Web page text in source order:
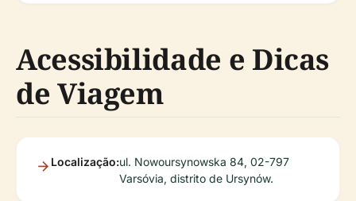
Acessibilidade e Dicas
de Viagem
Localização:ul. Nowoursynowska 84, 02-797
Varsóvia, distrito de Ursynów.